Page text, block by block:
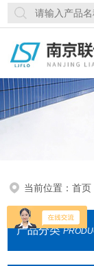
当前位置：首页
产品分类